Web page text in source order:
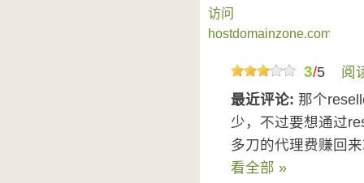
访问
hostdomainzone.com»
3/5
阅
最近评论: 那个
少，不过要想通过
多刀的代理费赚回
看全部 »